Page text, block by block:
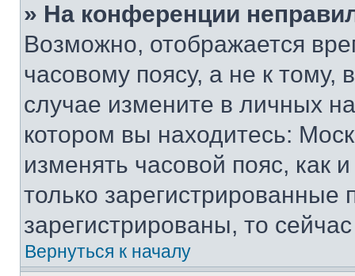
» На конференции
Возможно, отображается
часовому поясу, а не к тому,
случае измените в личных
котором вы находитесь:
изменять часовой пояс, как
только
зарегистрированы, то
Вернуться к началу